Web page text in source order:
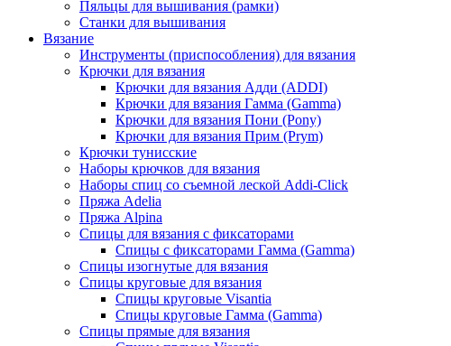
Пяльцы для вышивания (рамки)
Станки для вышивания
Вязание
Инструменты (приспособления) для вязания
Крючки для вязания
Крючки для вязания Адди (ADDI)
Крючки для вязания Гамма (Gamma)
Крючки для вязания Пони (Pony)
Крючки для вязания Прим (Prym)
Крючки тунисские
Наборы крючков для вязания
Наборы спиц со съемной леской Addi-Click
Пряжа Adelia
Пряжа Alpina
Спицы для вязания с фиксаторами
Спицы с фиксаторами Гамма (Gamma)
Спицы изогнутые для вязания
Спицы круговые для вязания
Спицы круговые Visantia
Спицы круговые Гамма (Gamma)
Спицы прямые для вязания